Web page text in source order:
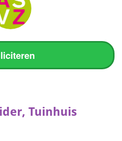
Tuinhuis